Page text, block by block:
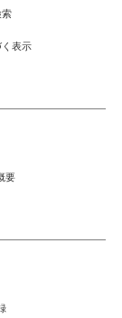
表示
要